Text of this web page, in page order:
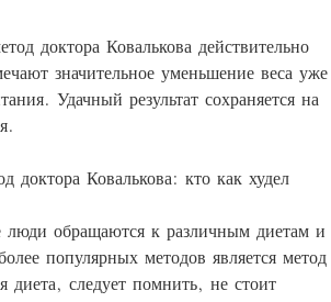
доктора Ковалькова действительно
значительное уменьшение веса уже
Удачный результат сохраняется на
доктора Ковалькова: кто как худел
обращаются к различным диетам и
популярных методов является метод
диета, следует помнить, не стоит